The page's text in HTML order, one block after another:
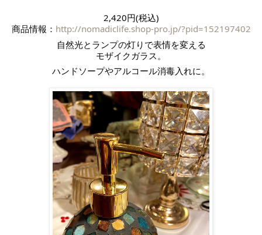
2,420円(税込)
商品情報： http://nomadiclife.shop-pro.jp/?pid=152197402
自然光とランプの灯りで表情を変える
モザイクガラス。
ハンドソープやアルコール消毒入れに。